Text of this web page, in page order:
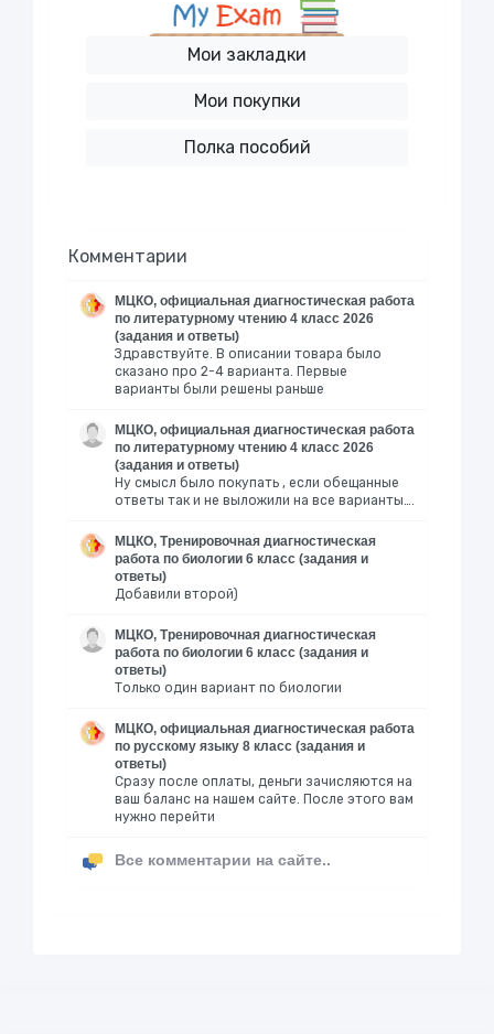
Мои закладки
Мои покупки
Полка пособий
Комментарии
МЦКО, официальная диагностическая работа
по литературному чтению 4 класс 2026
(задания и ответы)
Здравствуйте. В описании товара было
сказано про 2-4 варианта. Первые
варианты были решены раньше
МЦКО, официальная диагностическая работа
по литературному чтению 4 класс 2026
(задания и ответы)
Ну смысл было покупать , если обещанные
ответы так и не выложили на все варианты….
МЦКО, Тренировочная диагностическая
работа по биологии 6 класс (задания и
ответы)
Добавили второй)
МЦКО, Тренировочная диагностическая
работа по биологии 6 класс (задания и
ответы)
Только один вариант по биологии
МЦКО, официальная диагностическая работа
по русскому языку 8 класс (задания и
ответы)
Сразу после оплаты, деньги зачисляются на
ваш баланс на нашем сайте. После этого вам
нужно перейти
Все комментарии на сайте..